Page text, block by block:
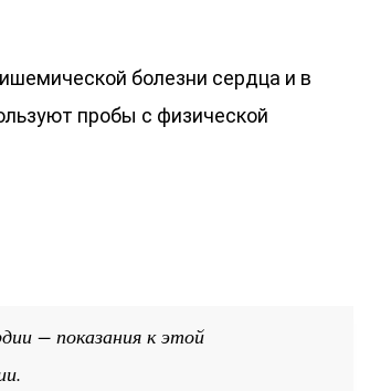
болезни сердца и в
пробы с физической
− показания к этой